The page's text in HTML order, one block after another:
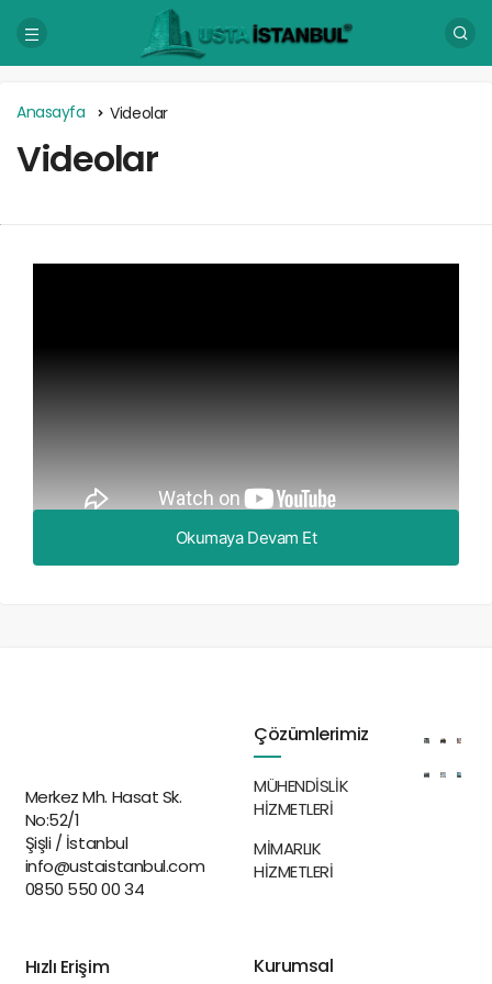
Anasayfa Videolar
Videolar
Okumaya Devam Et
Merkez Mh. Hasat Sk.
No:52/1
Şişli / İstanbul
info@ustaistanbul.com
0850 550 00 34
Hızlı Erişim
Çözümlerimiz
MÜHENDİSLİK
HİZMETLERİ
MİMARLIK
HİZMETLERİ
Kurumsal